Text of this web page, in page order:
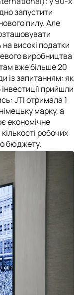
запустити
пилу. Але
високі податки
виробництва
вже більше 20
із запитанням: як
прийшли
JTI отримала 1
марку, а
економічне
робочих
бюджету.